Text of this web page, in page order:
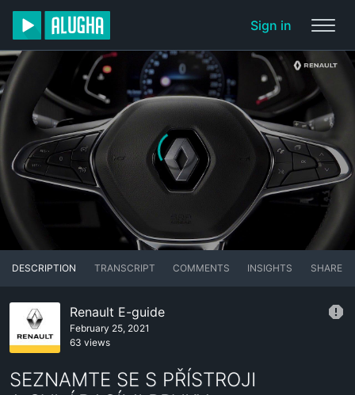
Sign in
DESCRIPTION TRANSCRIPT COMMENTS INSIGHTS SHARE
Renault E-guide
February 25, 2021
63 views
SEZNAMTE SE S PŘÍSTROJI